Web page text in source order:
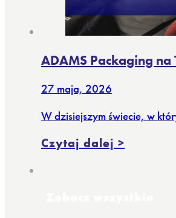
ADAMS Packaging na
27 maja, 2026
W dzisiejszym świecie, w
Czytaj dalej >